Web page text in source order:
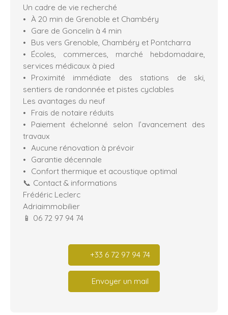
Un cadre de vie recherché
À 20 min de Grenoble et Chambéry
Gare de Goncelin à 4 min
Bus vers Grenoble, Chambéry et Pontcharra
Écoles, commerces, marché hebdomadaire,
services médicaux à pied
Proximité immédiate des stations de ski,
sentiers de randonnée et pistes cyclables
Les avantages du neuf
Frais de notaire réduits
Paiement échelonné selon l’avancement des
travaux
Aucune rénovation à prévoir
Garantie décennale
Confort thermique et acoustique optimal
📞 Contact & informations
Frédéric Leclerc
Adriaimmobilier
📱 06 72 97 94 74
+33 6 72 97 94 74
Envoyer un mail